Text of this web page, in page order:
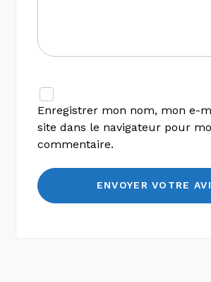
Enregistrer mon nom, mon e-
site dans le navigateur pour
commentaire.